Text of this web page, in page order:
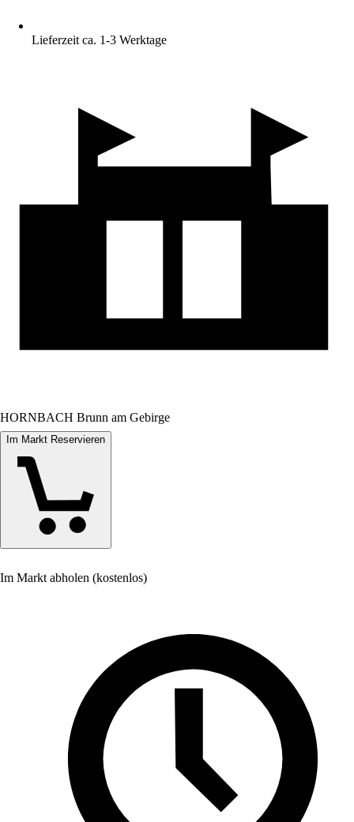
Lieferzeit ca. 1-3 Werktage
HORNBACH Brunn am Gebirge
Im Markt Reservieren
Im Markt abholen (kostenlos)